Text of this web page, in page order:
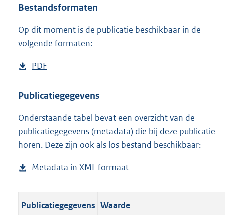
e
n
Bestandsformaten
Op dit moment is de publicatie beschikbaar in de
volgende formaten:
D
w
l
o
a
p
b
PDF
s
a
n
d
g
o
Publicatiegegevens
Onderstaande tabel bevat een overzicht van de
publicatiegegevens (metadata) die bij deze publicatie
horen. Deze zijn ook als los bestand beschikbaar:
Metadata in XML formaat
t
Publicatiegegevens Waarde